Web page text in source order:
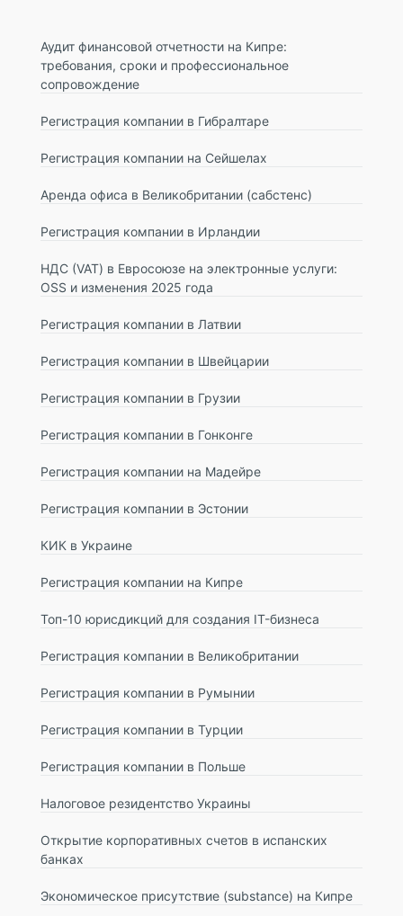
Аудит финансовой отчетности на Кипре:
требования, сроки и профессиональное
сопровождение
Регистрация компании в Гибралтаре
Регистрация компании на Сейшелах
Аренда офиса в Великобритании (сабстенс)
Регистрация компании в Ирландии
НДС (VAT) в Евросоюзе на электронные услуги:
OSS и изменения 2025 года
Регистрация компании в Латвии
Регистрация компании в Швейцарии
Регистрация компании в Грузии
Регистрация компании в Гонконге
Регистрация компании на Мадейре
Регистрация компании в Эстонии
КИК в Украине
Регистрация компании на Кипре
Топ-10 юрисдикций для создания IT-бизнеса
Регистрация компании в Великобритании
Регистрация компании в Румынии
Регистрация компании в Турции
Регистрация компании в Польше
Налоговое резидентство Украины
Открытие корпоративных счетов в испанских
банках
Экономическое присутствие (substance) на Кипре